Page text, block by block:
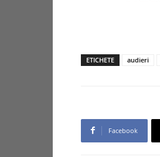
ETICHETE audieri
Facebook